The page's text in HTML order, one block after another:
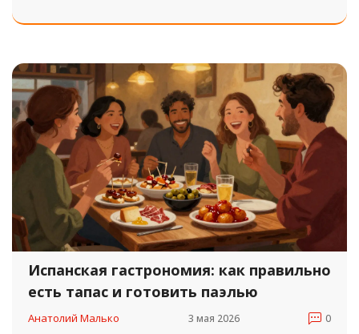
избежать штрафов.
Испанская гастрономия: как правильно
есть тапас и готовить паэлью
Анатолий Малько 3 мая 2026 0